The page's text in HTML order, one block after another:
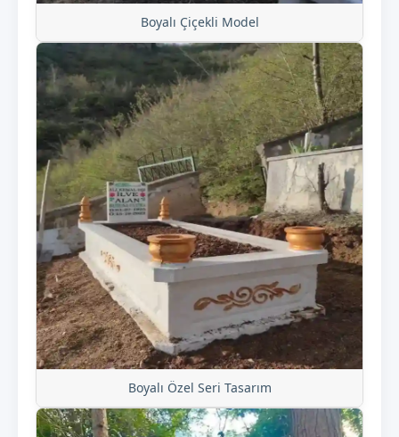
Boyalı Çiçekli Model
Boyalı Özel Seri Tasarım